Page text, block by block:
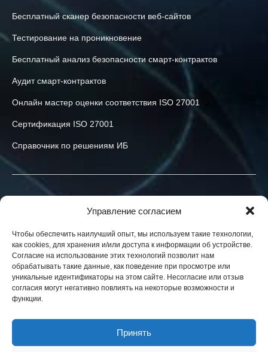
Управление согласием
Чтобы обеспечить наилучший опыт, мы используем такие технологии,
как cookies, для хранения и/или доступа к информации об устройстве.
Согласие на использование этих технологий позволит нам
обрабатывать такие данные, как поведение при просмотре или
уникальные идентификаторы на этом сайте. Несогласие или отзыв
согласия могут негативно повлиять на некоторые возможности и
функции.
Принять
Бесплатный сканер безопасности веб-сайтов
Тестирование на проникновение
Бесплатный анализ безопасности смарт-контрактов
Аудит смарт-контрактов
Онлайн мастер оценки соответствия ISO 27001
Сертификация ISO 27001
Справочник по решениям ИБ
info@h-x.technology
540043 ,Targu Mures Postei str., nr. 3, ap. 1
Юридические лица в ЕС, Украине и США. Контракты в вашей
юрисдикции.
Новости
Блог